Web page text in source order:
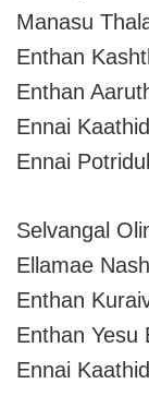
Manasu
Enthan
Enthan
Ennai
Ennai
Selvangal
Ellamae
Enthan
Enthan Yesu
Ennai